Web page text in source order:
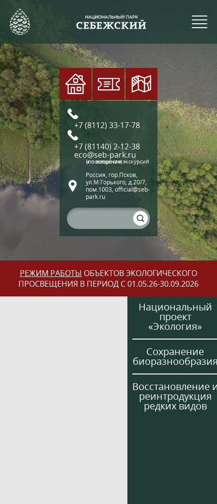
+7 (8112) 33-17-78
+7 (81140) 2-12-38
eco@seb-park.ru
(по вопросам экскурсий и посещения)
Россия, гор.Псков,
ул.М.Горького, д.20/7,
пом.1003, official@seb-
park.ru
РЕЖИМ РАБОТЫ ОБЪЕКТОВ ЭКОЛОГИЧЕСКОГО
ПРОСВЕЩЕНИЯ В ПЕРИОД С 01.05.26-30.09.2026
Национальный
проект
«Экология»
Сохранение
Восстановление
реинтродукция
редких видов